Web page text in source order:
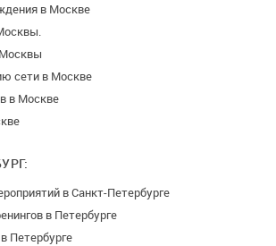
в Москве
сети в Москве
в Москве
в Санкт-Петербурге
в Петербурге
Петербурге